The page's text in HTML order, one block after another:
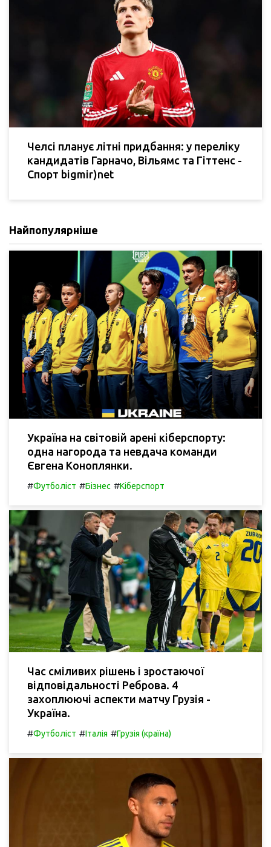
Челсі планує літні придбання: у переліку
кандидатів Гарначо, Вільямс та Гіттенс -
Спорт bigmir)net
Найпопулярніше
Україна на світовій арені кіберспорту:
одна нагорода та невдача команди
Євгена Коноплянки.
#Футболіст #Бізнес #Кіберспорт
Час сміливих рішень і зростаючої
відповідальності Реброва. 4
захоплюючі аспекти матчу Грузія -
Україна.
#Футболіст #Італія #Грузія (країна)